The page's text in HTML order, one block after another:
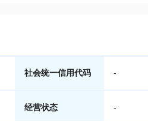
社会统一信用代码 -
经营状态 -